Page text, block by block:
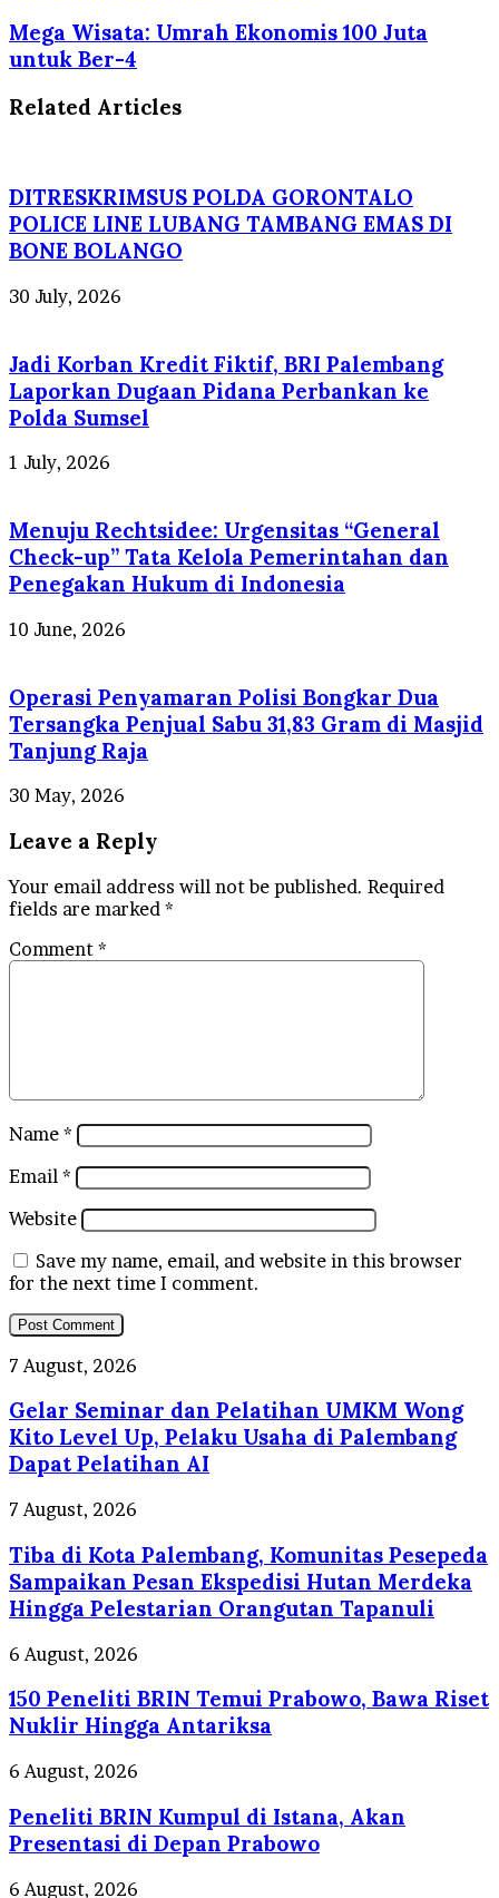
Mega Wisata: Umrah Ekonomis 100 Juta
untuk Ber-4
Related Articles
DITRESKRIMSUS POLDA GORONTALO
POLICE LINE LUBANG TAMBANG EMAS DI
BONE BOLANGO
30 July, 2026
Jadi Korban Kredit Fiktif, BRI Palembang
Laporkan Dugaan Pidana Perbankan ke
Polda Sumsel
1 July, 2026
Menuju Rechtsidee: Urgensitas “General
Check-up” Tata Kelola Pemerintahan dan
Penegakan Hukum di Indonesia
10 June, 2026
Operasi Penyamaran Polisi Bongkar Dua
Tersangka Penjual Sabu 31,83 Gram di Masjid
Tanjung Raja
30 May, 2026
Leave a Reply
Your email address will not be published. Required
fields are marked *
Comment *
Name *
Email *
Website
Save my name, email, and website in this browser
for the next time I comment.
Gelar
dan
Pelatihan
UMKM
Wong
Kito
Level
Up,
Pelaku
Usaha
di
Dapat
AI
7 August, 2026
Gelar Seminar dan Pelatihan UMKM Wong
Kito Level Up, Pelaku Usaha di Palembang
Dapat Pelatihan AI
Tiba
Kota
Palembang,
Komunitas
Pesepeda
Sampaikan
Pesan
Ekspedisi
Hutan
Merdeka
Pelestarian
Tapanuli
7 August, 2026
Tiba di Kota Palembang, Komunitas Pesepeda
Sampaikan Pesan Ekspedisi Hutan Merdeka
Hingga Pelestarian Orangutan Tapanuli
150
BRIN
Temui
Prabowo,
Bawa
Riset
Nuklir
Hingga
Antariksa
6 August, 2026
150 Peneliti BRIN Temui Prabowo, Bawa Riset
Nuklir Hingga Antariksa
Peneliti
Kumpul
di
Istana,
Akan
6 August, 2026
Peneliti BRIN Kumpul di Istana, Akan
Presentasi di Depan Prabowo
Harga
6 August, 2026